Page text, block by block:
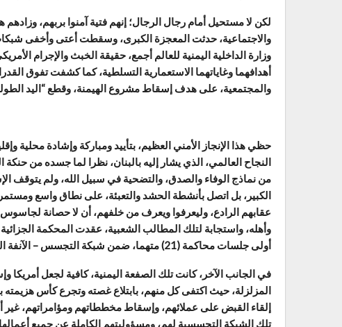
لكن لا مستحيل أمام رجال الرجال؛ إنهم فتية آمنوا بربهم،
والاجتماعية، حدثت المعجزة الكبرى، وسقطت أعتى وأخفى
وزارة الداخلية اليمنية للعالم أجمع، حقيقة الخبث والإجرام
أهدافهما وغاياتهما الاستعمارية التسلطية، كما كشفت تفوق
والمجتمعية، على هدف إسقاط مشروع الهيمنة، وقطع “اليد الطولى”
حظي هذا الإنجاز الأمني العظيم، بتأييد ومباركة وإشادة محلية
النجاح العالمي، الذي يشار إليه بالبنان، نظرا لما جسده من حنكة
من نماذج الوفاء والصدق، والتضحية في سبيل الله، ولم يتوقف
الكبير، بل اتصل بأنشطة الحشد والتعبئة، على نطاق واسع
عقابهم الرادع، وليعرفوا ويعرف من خلفهم، أن لا حصانة
أولى جلسات محاكمة (21) متهما، ضمن شبكة التجسس – الآنفة الذكر – التابعة لغرفة العمليات المشتركة في الرياض.
في الجانب الآخر، كانت تلك الصفعة اليمنية، كافية لجعل
المزلزلة، حيث اكتفى كل منهم، بابتلاع غصته وتجرع كأس هزيمته
إلقاء القبض على عملائهم، وإسقاط مخططاتهم ومؤامراتهم، غير
تلك الشبكة التجسسية لهم، ومسؤوليتهم الكاملة عن جميع أعمالها